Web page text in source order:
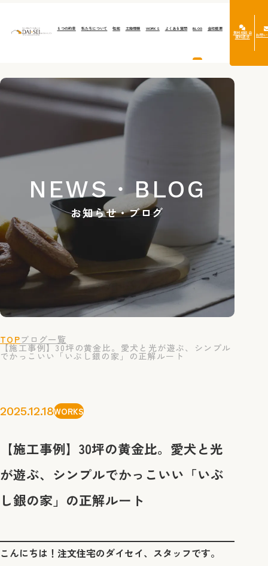
５つの約束 私たちについて 性能 土地情報 WORKS よくある質問 BLOG 会社概要
無料相談会
資料請求 お問い
NEWS・BLOG
お知らせ・ブログ
TOPブログ一覧
【施工事例】30坪の黄金比。愛犬と光が遊ぶ、シンプル
でかっこいい「いぶし銀の家」の正解ルート
2025.12.18WORKS
【施工事例】30坪の黄金比。愛犬と光
が遊ぶ、シンプルでかっこいい「いぶ
し銀の家」の正解ルート
こんにちは！注文住宅のダイセイ、スタッフです。